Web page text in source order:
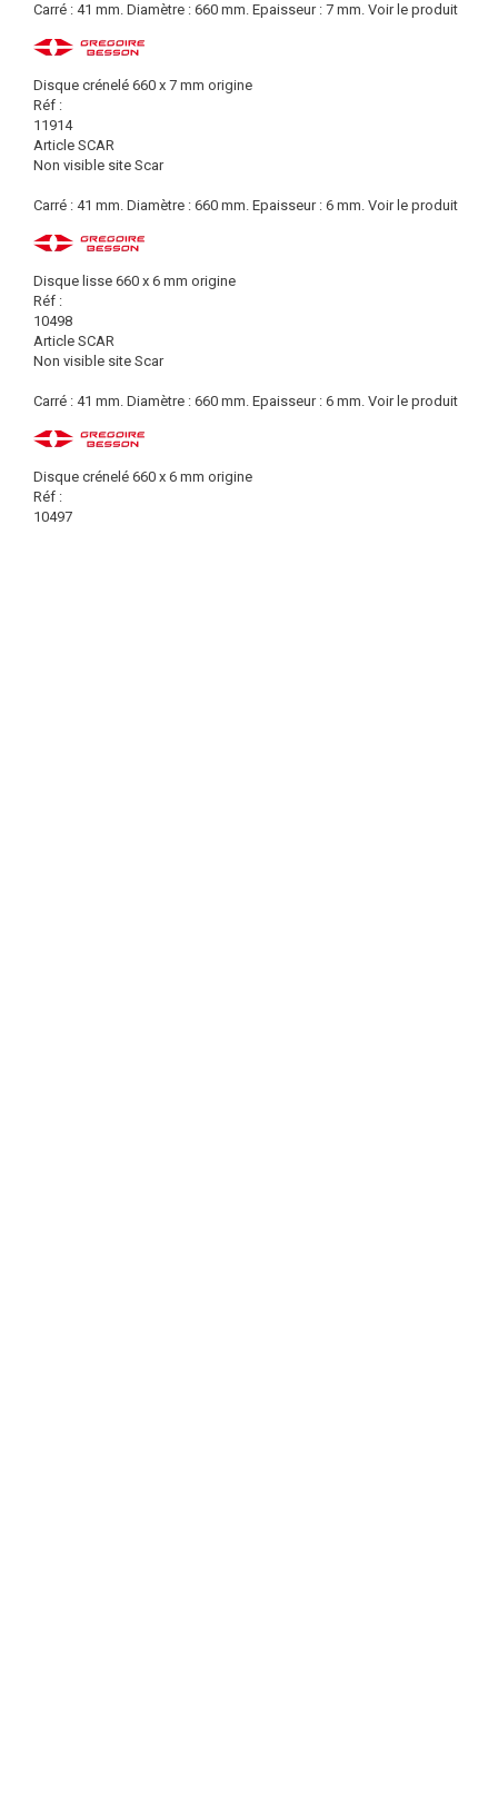
Carré : 41 mm. Diamètre : 660 mm. Epaisseur : 7 mm. Voir le produit
Disque crénelé 660 x 7 mm origine
Réf :
11914
Article SCAR
Non visible site Scar
Carré : 41 mm. Diamètre : 660 mm. Epaisseur : 6 mm. Voir le produit
Disque lisse 660 x 6 mm origine
Réf :
10498
Article SCAR
Non visible site Scar
Carré : 41 mm. Diamètre : 660 mm. Epaisseur : 6 mm. Voir le produit
Disque crénelé 660 x 6 mm origine
Réf :
10497